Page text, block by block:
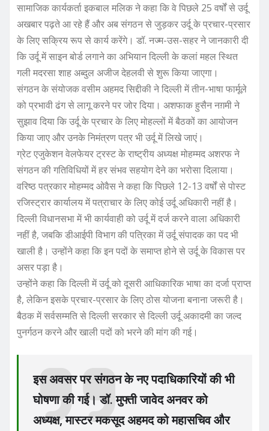
सामाजिक कार्यकर्ता इकबाल मलिक ने कहा कि वे पिछले 25 वर्षों से उर्दू
अखबार पढ़ते आ रहे हैं और अब संगठन से जुड़कर उर्दू के प्रचार-प्रसार
के लिए सक्रिय रूप से कार्य करेंगे। डॉ. नज्म-उस-सहर ने जानकारी दी
कि उर्दू में साइन बोर्ड लगाने का अभियान दिल्ली के कलां महल स्थित
गली मदरसा शाह अब्दुल अजीज देहलवी से शुरू किया जाएगा।
संगठन के संयोजक वसीम अहमद सिद्दीकी ने दिल्ली में तीन-भाषा फार्मूले
को प्रभावी ढंग से लागू करने पर जोर दिया। अशफाक हुसैन नग़मी ने
सुझाव दिया कि उर्दू के प्रचार के लिए मोहल्लों में बैठकों का आयोजन
किया जाए और उनके निमंत्रण पत्र भी उर्दू में लिखे जाएं।
ग्रेट एजुकेशन वेलफेयर ट्रस्ट के राष्ट्रीय अध्यक्ष मोहम्मद अशरफ ने
संगठन की गतिविधियों में हर संभव सहयोग देने का भरोसा दिलाया।
वरिष्ठ पत्रकार मोहम्मद ओवैस ने कहा कि पिछले 12-13 वर्षों से पोस्ट
रजिस्ट्रार कार्यालय में पत्राचार के लिए कोई उर्दू अधिकारी नहीं है।
दिल्ली विधानसभा में भी कार्यवाही को उर्दू में दर्ज करने वाला अधिकारी
नहीं है, जबकि डीआईपी विभाग की पत्रिका में उर्दू संपादक का पद भी
खाली है। उन्होंने कहा कि इन पदों के समाप्त होने से उर्दू के विकास पर
असर पड़ा है।
उन्होंने कहा कि दिल्ली में उर्दू को दूसरी आधिकारिक भाषा का दर्जा प्राप्त
है, लेकिन इसके प्रचार-प्रसार के लिए ठोस योजना बनाना जरूरी है।
बैठक में सर्वसम्मति से दिल्ली सरकार से दिल्ली उर्दू अकादमी का जल्द
पुनर्गठन करने और खाली पदों को भरने की मांग की गई।
इस अवसर पर संगठन के नए पदाधिकारियों की भी
घोषणा की गई। डॉ. मुफ्ती जावेद अनवर को
अध्यक्ष, मास्टर मकसूद अहमद को महासचिव और